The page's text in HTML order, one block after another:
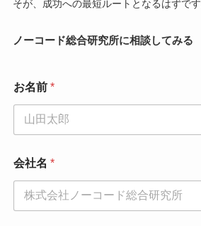
そが、成功への最短ルートとなるはずです
ノーコード総合研究所に相談してみる
お名前 *
会社名 *